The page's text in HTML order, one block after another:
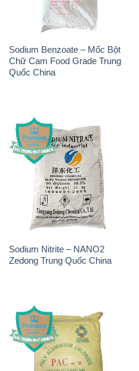
Sodium Benzoate – Mốc Bột
Chữ Cam Food Grade Trung
Quốc China
Sodium Nitrite – NANO2
Zedong Trung Quốc China